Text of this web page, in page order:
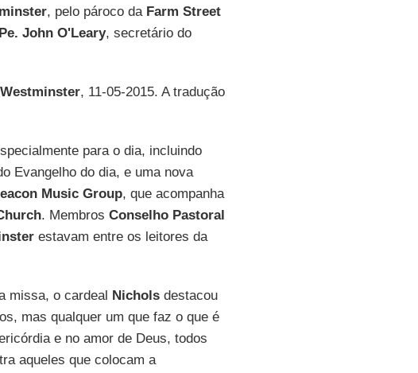
, pelo pároco da Farm Street
Pe. John O'Leary, secretário do
, 11-05-2015. A tradução
para o dia, incluindo
Evangelho do dia, e uma nova
Music Group, que acompanha
. Membros Conselho Pastoral
estavam entre os leitores da
missa, o cardeal Nicholsdestacou
mas qualquer um que faz o que é
e no amor de Deus, todos
aqueles que colocam a